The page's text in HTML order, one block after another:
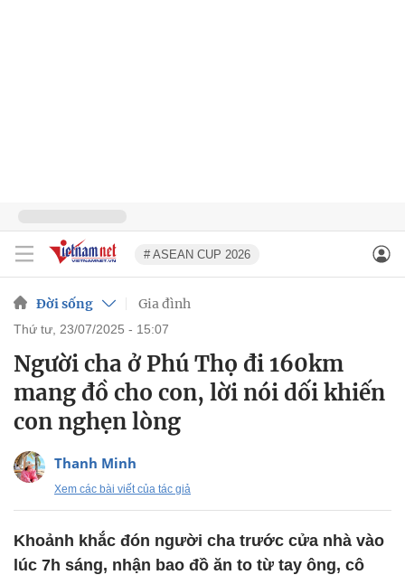
# ASEAN CUP 2026
Đời sống Gia đình
thứ tư, 23/07/2025 - 15:07
Người cha ở Phú Thọ đi 160km
mang đồ cho con, lời nói dối khiến
con nghẹn lòng
Thanh Minh
Xem các bài viết của tác giả
Khoảnh khắc đón người cha trước cửa nhà vào
lúc 7h sáng, nhận bao đồ ăn to từ tay ông, cô